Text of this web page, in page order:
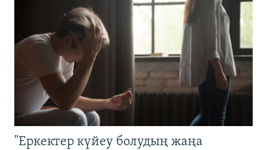
"Еркектер күйеу болудың жаңа